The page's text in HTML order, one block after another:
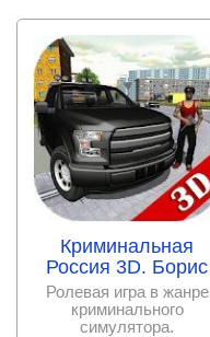
Криминальная
Россия 3D. Борис
Ролевая игра в жанре
криминального
симулятора.